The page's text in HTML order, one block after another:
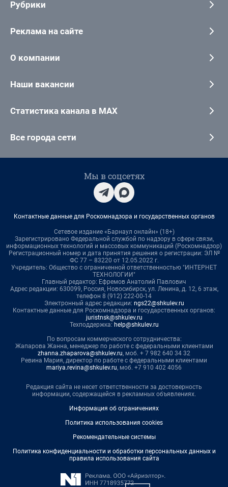
Рубрики
Реклама на сайте
О компании
Наши вакансии
Статистика канала в MAX
Все города сети
Мы в соцсетях
Контактные данные для Роскомнадзора и государственных органов
Сетевое издание «Барнаул онлайн» (18+)
Зарегистрировано Федеральной службой по надзору в сфере связи,
информационных технологий и массовых коммуникаций (Роскомнадзор)
Регистрационный номер и дата принятия решения о регистрации: ЭЛ №
ФС 77 – 83220 от 12.05.2022 г.
Учредитель: Общество с ограниченной ответственностью "ИНТЕРНЕТ
ТЕХНОЛОГИИ"
Главный редактор: Ефремов Анатолий Павлович
Адрес редакции: 630099, Россия, Новосибирск, ул. Ленина, д. 12, 6 этаж,
телефон 8 (912) 222-00-14
Электронный адрес редакции: ngs22@shkulev.ru
Контактные данные для Роскомнадзора и государственных органов:
juristnsk@shkulev.ru
Техподдержка: help@shkulev.ru
По вопросам коммерческого сотрудничества:
Жапарова Жанна, менеджер по работе с федеральными клиентами
zhanna.zhaparova@shkulev.ru, моб. + 7 982 640 34 32
Ревина Мария, директор по работе с федеральными клиентами
mariya.revina@shkulev.ru, моб. +7 910 402 4056
Редакция сайта не несет ответственности за достоверность
информации, содержащейся в рекламных объявлениях.
Информация об ограничениях
Политика использования cookies
Рекомендательные системы
Политика конфиденциальности и обработки персональных данных и
правила использования сайта